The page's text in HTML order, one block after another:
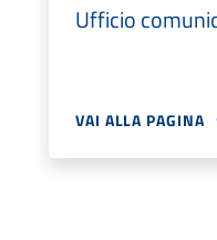
Ufficio
VAI ALLA PAGINA